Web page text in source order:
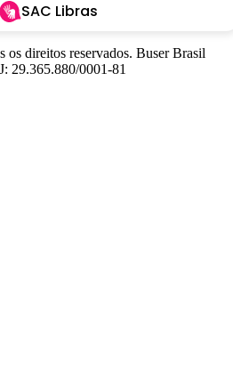
SAC Libras
direitos reservados. Buser Brasil
29.365.880/0001-81